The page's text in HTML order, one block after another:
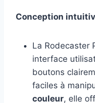
Conception
La Rodecaster
interface
boutons
faciles à
couleur, elle